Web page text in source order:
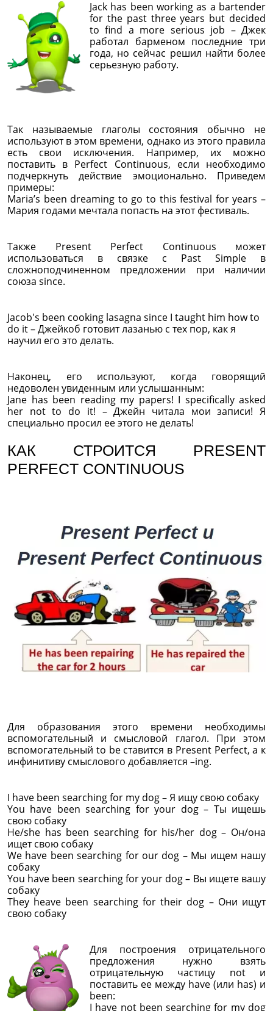
Jack has been working as a bartender
for the past three years but decided
to find a more serious job – Джек
работал барменом последние три
года, но сейчас решил найти более
серьезную работу.
Так называемые глаголы состояния обычно не
используют в этом времени, однако из этого правила
есть свои исключения. Например, их можно
поставить в Perfect Continuous, если необходимо
подчеркнуть действие эмоционально. Приведем
примеры:
Maria’s been dreaming to go to this festival for years –
Мария годами мечтала попасть на этот фестиваль.
Также Present Perfect Continuous может
использоваться в связке с Past Simple в
сложноподчиненном предложении при наличии
союза since.
Jacob's been cooking lasagna since I taught him how to
do it – Джейкоб готовит лазанью с тех пор, как я
научил его это делать.
Наконец, его используют, когда говорящий
недоволен увиденным или услышанным:
Jane has been reading my papers! I specifically asked
her not to do it! – Джейн читала мои записи! Я
специально просил ее этого не делать!
КАК СТРОИТСЯ PRESENT
PERFECT CONTINUOUS
Для образования этого времени необходимы
вспомогательный и смысловой глагол. При этом
вспомогательный to be ставится в Present Perfect, а к
инфинитиву смыслового добавляется –ing.
I have been searching for my dog – Я ищу свою собаку
You have been searching for your dog – Ты ищешь
свою собаку
He/she has been searching for his/her dog – Он/она
ищет свою собаку
We have been searching for our dog – Мы ищем нашу
собаку
You have been searching for your dog – Вы ищете вашу
собаку
They heave been searching for their dog – Они ищут
свою собаку
Для построения отрицательного
предложения нужно взять
отрицательную частицу not и
поставить ее между have (или has) и
been:
I have not been searching for my dog